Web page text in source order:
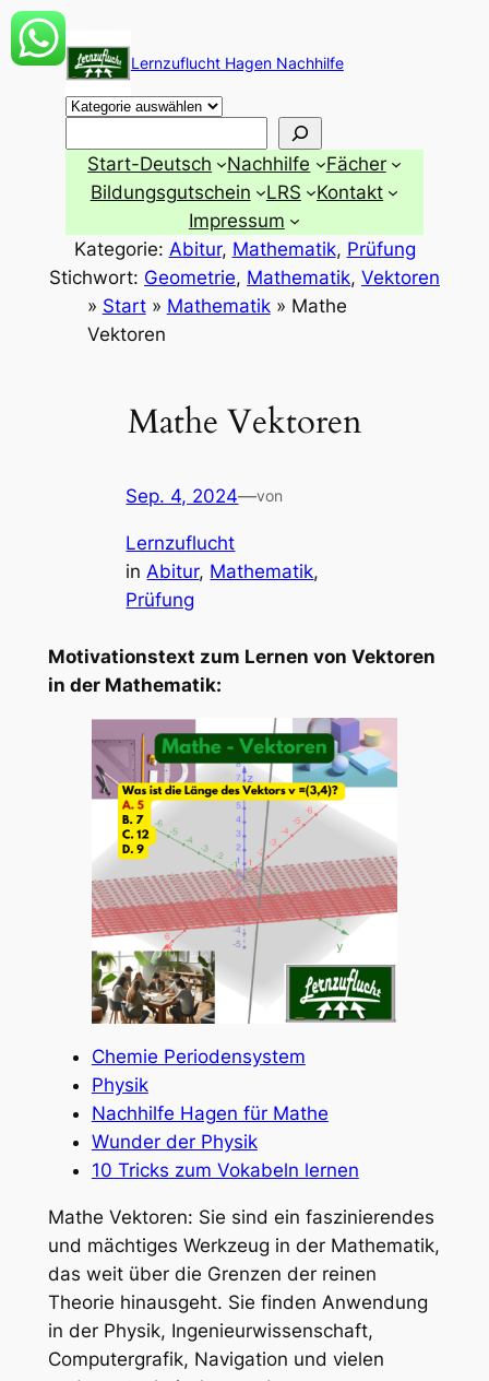
Zum
Inhalt
springen
Lernzuflucht Hagen Nachhilfe
Start-Deutsch Nachhilfe
Fächer
Bildungsgutschein
LRS
Kontakt
Impressum
Kategorie: Abitur, Mathematik, Prüfung
Stichwort: Geometrie, Mathematik, Vektoren
» Start» Mathematik» Mathe
Vektoren
Mathe Vektoren
Sep. 4, 2024—von
Lernzuflucht
inAbitur, Mathematik
Prüfung
Motivationstext zum Lernen von Vektoren
in der Mathematik:
Chemie Periodensystem
Physik
Nachhilfe Hagen für Mathe
Wunder der Physik
10 Tricks zum Vokabeln lernen
Mathe Vektoren: Sie sind ein faszinierendes
und mächtiges Werkzeug in der Mathematik,
das weit über die Grenzen der reinen
Theorie hinausgeht. Sie finden Anwendung
in der Physik, Ingenieurwissenschaft,
Computergrafik, Navigation und vielen